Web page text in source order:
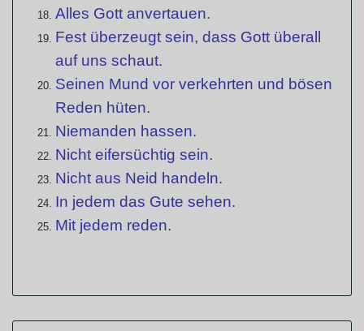
Alles Gott anvertauen.
Fest überzeugt sein, dass Gott überall
auf uns schaut.
Seinen Mund vor verkehrten und bösen
Reden hüten.
Niemanden hassen.
Nicht eifersüchtig sein.
Nicht aus Neid handeln.
In jedem das Gute sehen.
Mit jedem reden.